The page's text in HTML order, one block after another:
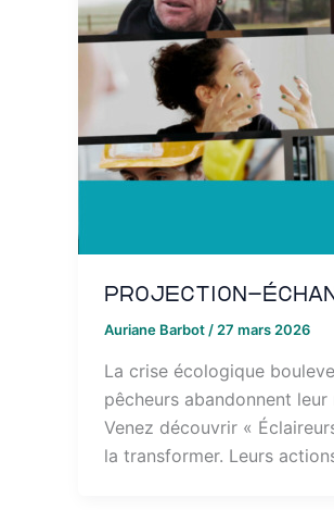
Projection-
Auriane Barbot / 27 mars 2026
La crise écologique
pêcheurs abandonnent
Venez découvrir «
la transformer. Leurs